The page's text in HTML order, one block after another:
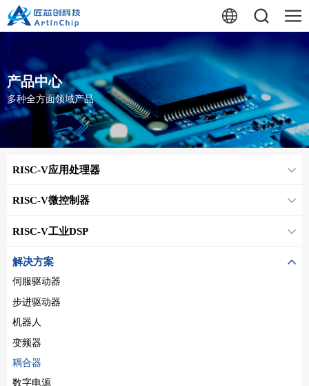
产品中心
多种全方面领域产品
RISC-V应用处理器
RISC-V微控制器
RISC-V工业DSP
解决方案
伺服驱动器
步进驱动器
机器人
变频器
耦合器
数字电源